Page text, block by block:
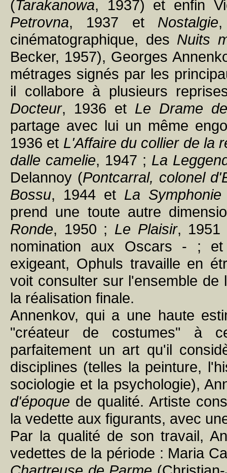
(Tarakanowa, 1937) et enfin
Petrovna, 1937 et Nostalgie
cinématographique, des Nuits
Becker, 1957), Georges
métrages signés par les
il collabore à plusieurs
Docteur, 1936 et Le Drame
partage avec lui un même
1936 et L'Affaire du collier de la
dalle camelie, 1947 ; La
Delannoy (Pontcarral, colonel
Bossu, 1944 et La Symphonie
prend une toute autre
Ronde, 1950 ; Le Plaisir,
nomination aux Oscars - ;
exigeant, Ophuls travaille en
voit consulter sur l'ensemble de
la réalisation finale.
Annenkov, qui a une haute
"créateur de costumes" à
parfaitement un art qu'il
disciplines (telles la peinture,
sociologie et la psychologie),
d'époque de qualité. Artiste
la vedette aux figurants, avec
Par la qualité de son travail,
vedettes de la période : Maria